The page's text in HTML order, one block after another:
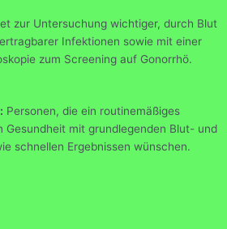
zur Untersuchung wichtiger, durch Blut
Infektionen sowie mit einer
zum Screening auf Gonorrhö.
Personen, die ein routinemäßiges
Gesundheit mit grundlegenden Blut- und
schnellen Ergebnissen wünschen.